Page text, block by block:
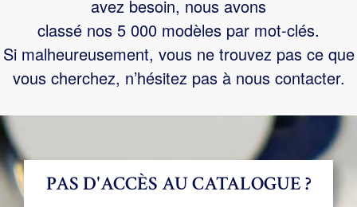
avez besoin, nous avons
classé nos 5 000 modèles par mot-clés.
Si malheureusement, vous ne trouvez pas ce que
vous cherchez, n’hésitez pas à nous contacter.
PAS D'ACCÈS AU CATALOGUE ?